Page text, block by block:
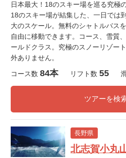
日本最大！18のスキー場を巡る究極
18のスキー場が結集した、一日では
大のスケール。無料のシャトルバス
自由に移動できます。コース、雪質
ールドクラス。究極のスノーリゾー
外ありません。
コース数 84本 リフト数 55
ツアーを検
長野県
北志賀小丸